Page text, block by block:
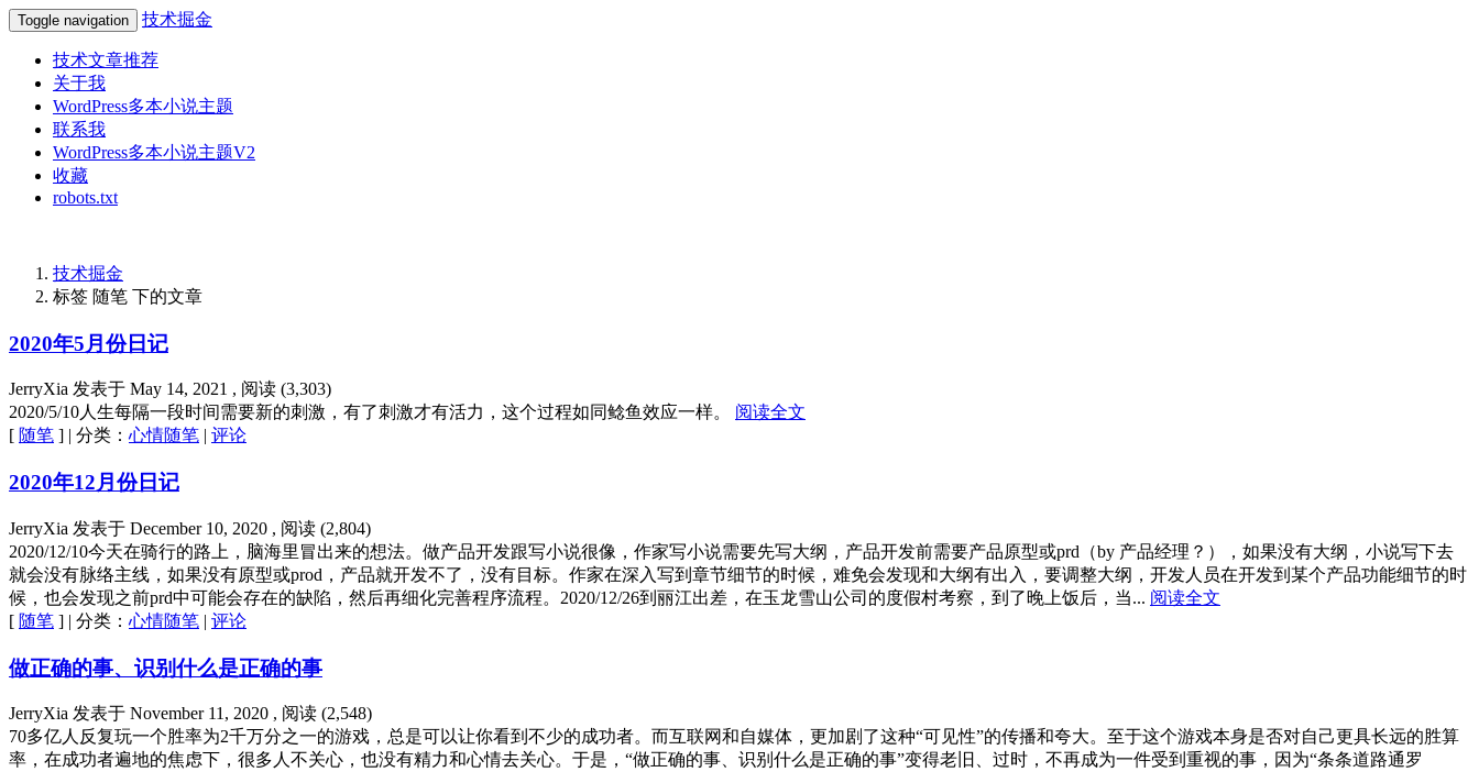
Toggle navigation 技术掘金
技术文章推荐
关于我
WordPress多本小说主题
联系我
WordPress多本小说主题V2
收藏
robots.txt
技术掘金
标签 随笔 下的文章
2020年5月份日记
JerryXia 发表于 May 14, 2021 , 阅读 (3,303)
2020/5/10人生每隔一段时间需要新的刺激，有了刺激才有活力，这个过程如同鲶鱼效应一样。 阅读全文
[ 随笔 ] | 分类： 心情随笔 | 评论
2020年12月份日记
JerryXia 发表于 December 10, 2020 , 阅读 (2,804)
2020/12/10今天在骑行的路上，脑海里冒出来的想法。做产品开发跟写小说很像，作家写小说需要先写大纲，产品开发前需要产品原型或prd（by 产品经理？），如果没有大纲，小说写下去
就会没有脉络主线，如果没有原型或prod，产品就开发不了，没有目标。作家在深入写到章节细节的时候，难免会发现和大纲有出入，要调整大纲，开发人员在开发到某个产品功能细节的时
候，也会发现之前prd中可能会存在的缺陷，然后再细化完善程序流程。2020/12/26到丽江出差，在玉龙雪山公司的度假村考察，到了晚上饭后，当... 阅读全文
[ 随笔 ] | 分类： 心情随笔 | 评论
做正确的事、识别什么是正确的事
JerryXia 发表于 November 11, 2020 , 阅读 (2,548)
70多亿人反复玩一个胜率为2千万分之一的游戏，总是可以让你看到不少的成功者。而互联网和自媒体，更加剧了这种“可见性”的传播和夸大。至于这个游戏本身是否对自己更具长远的胜算
率，在成功者遍地的焦虑下，很多人不关心，也没有精力和心情去关心。于是，“做正确的事、识别什么是正确的事”变得老旧、过时，不再成为一件受到重视的事，因为“条条道路通罗